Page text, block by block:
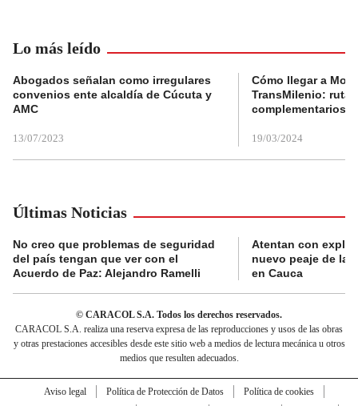
Lo más leído
Abogados señalan como irregulares
convenios ente alcaldía de Cúcuta y
AMC
13/07/2023
Cómo llegar a
TransMilenio:
complementarios
19/03/2024
Últimas Noticias
No creo que problemas de seguridad
del país tengan que ver con el
Acuerdo de Paz: Alejandro Ramelli
Atentan con
nuevo peaje de la
en Cauca
© CARACOL S.A. Todos los derechos reservados.
CARACOL S.A. realiza una reserva expresa de las reproducciones y usos de las obras
y otras prestaciones accesibles desde este sitio web a medios de lectura mecánica u otros
medios que resulten adecuados.
Aviso legal Política de Protección de Datos
Política de cookies